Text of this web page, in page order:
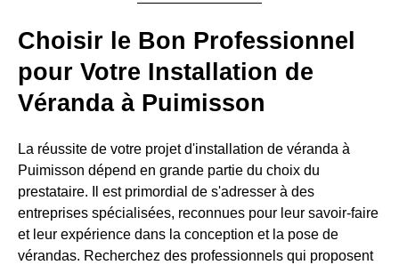
Choisir le Bon Professionnel
pour Votre Installation de
Véranda à Puimisson
La réussite de votre projet d'installation de véranda à
Puimisson dépend en grande partie du choix du
prestataire. Il est primordial de s'adresser à des
entreprises spécialisées, reconnues pour leur savoir-faire
et leur expérience dans la conception et la pose de
vérandas. Recherchez des professionnels qui proposent